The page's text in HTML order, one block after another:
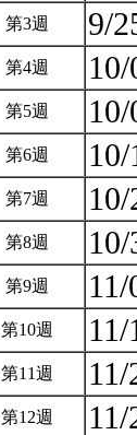
第3週 9/
第4週
第5週
第6週
第7週
第8週
第9週
第10週
第11週
第12週